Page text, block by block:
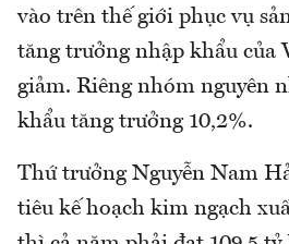
vào trên thế giới phục vụ
tăng trưởng nhập khẩu của
giảm. Riêng nhóm nguyên
khẩu tăng trưởng 10,2%.
Thứ trưởng Nguyễn Nam
tiêu kế hoạch kim ngạch